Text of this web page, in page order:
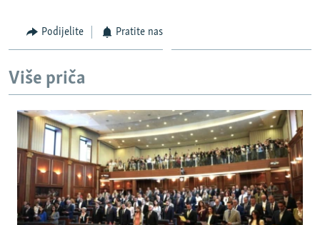
POST SCRIPTUM
TRI DECENIJE OD RATA U BIH
SVE KARTE DEJTONA
NASTANAK I RASPAD JUGOSLAVIJE
Podijelite Pratite nas
Više priča